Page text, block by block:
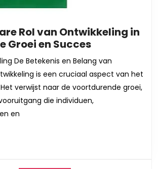
Rol van Ontwikkeling in
Groei en SuccesDe
Onmisbare
Rol
van
in
De Betekenis en Belang van
is een cruciaal aspect van het
verwijst naar de voortdurende groei,
die individuen,
en